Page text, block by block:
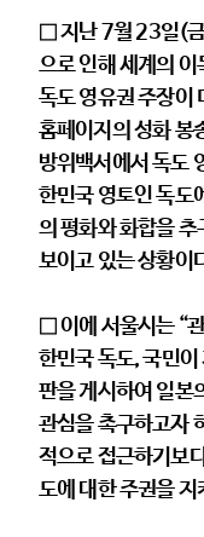
□ 지난 7월 23일(
으로 인해 세계의 이
독도 영유권 주장이
홈페이지의 성화 봉
방위백서에서 독도
한민국 영토인 독도
의 평화와 화합을
보이고 있는 상황이
□ 이에 서울시는 “
한민국 독도, 국민
판을 게시하여 일본
관심을 촉구하고자
적으로 접근하기보
도에 대한 주권을